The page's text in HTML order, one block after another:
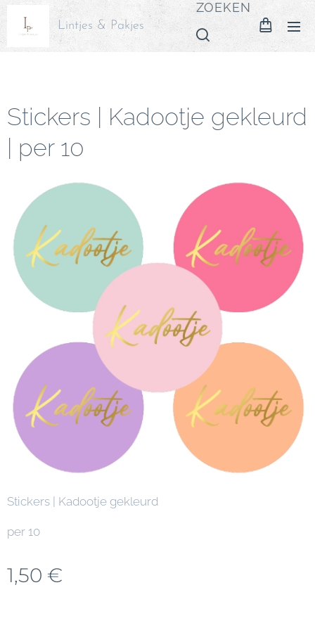
Lintjes & Pakjes
ZOEKEN
Stickers | Kadootje gekleurd
| per 10
Stickers | Kadootje gekleurd
per 10
1,50 €